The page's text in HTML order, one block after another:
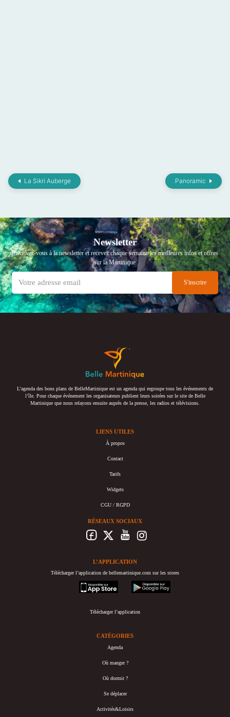
La Sikri Auberge Panoramic
Newsletter
Inscrivez-vous à la newsletter et recevez chaque semaine les meilleures infos et offres
sur la Martinique
L’agenda des bons plans de BelleMartinique est un agenda qui regroupe tous les événements de
l’île. Pour chaque événement les organisateurs publient leurs soirées sur le site de Belle
Martinique que nous relayons ensuite auprès de la presse, les radios et télévisions.
LIENS UTILES
À propos
Contact
Tarifs
Widgets
CGU / RGPD
RÉSEAUX SOCIAUX
L’APPLICATION
Télécharger l’application de bellemartinique.com sur les stores
appstore
googleplay
Télécharger l’application
CATÉGORIES
Agenda
Où manger ?
Où dormir ?
Se déplacer
Activités&Loisirs